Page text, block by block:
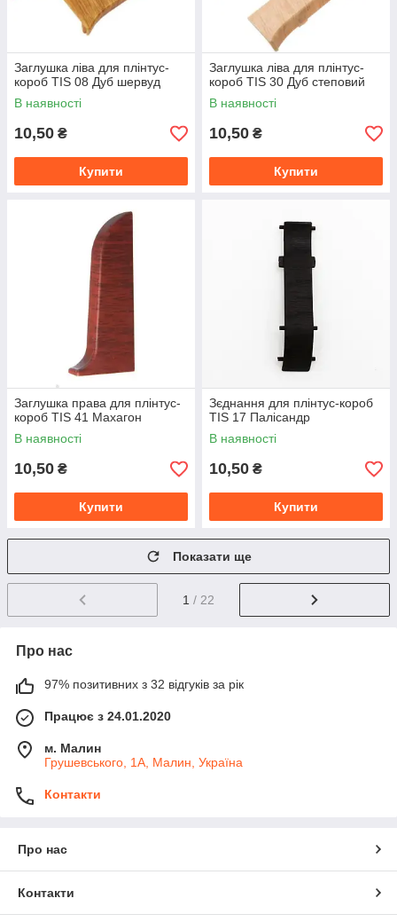
Заглушка ліва для плінтус-
короб TIS 08 Дуб шервуд
В наявності
10,50 ₴
Купити
Заглушка ліва для плінтус-
короб TIS 30 Дуб степовий
В наявності
10,50 ₴
Купити
Заглушка права для плінтус-
короб TIS 41 Махагон
В наявності
10,50 ₴
Купити
Зєднання для плінтус-короб
TIS 17 Палісандр
В наявності
10,50 ₴
Купити
Показати ще
1 / 22
Про нас
97% позитивних з 32 відгуків за рік
Працює з 24.01.2020
м. Малин
Грушевського, 1А, Малин, Україна
Контакти
Про нас
Контакти